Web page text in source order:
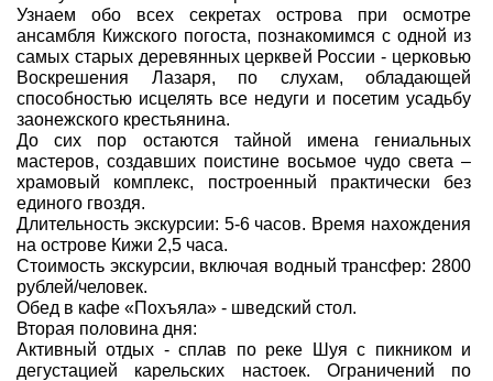
Узнаем обо всех секретах острова при осмотре
ансамбля Кижского погоста, познакомимся с одной из
самых старых деревянных церквей России - церковью
Воскрешения Лазаря, по слухам, обладающей
способностью исцелять все недуги и посетим усадьбу
заонежского крестьянина.
До сих пор остаются тайной имена гениальных
мастеров, создавших поистине восьмое чудо света –
храмовый комплекс, построенный практически без
единого гвоздя.
Длительность экскурсии: 5-6 часов. Время нахождения
на острове Кижи 2,5 часа.
Стоимость экскурсии, включая водный трансфер: 2800
рублей/человек.
Обед в кафе «Похъяла» - шведский стол.
Вторая половина дня:
Активный отдых - сплав по реке Шуя с пикником и
дегустацией карельских настоек. Ограничений по